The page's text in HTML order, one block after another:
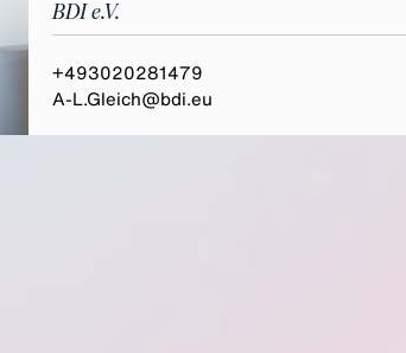
BDI e.V.
+493020281479
A-L.Gleich@bdi.eu